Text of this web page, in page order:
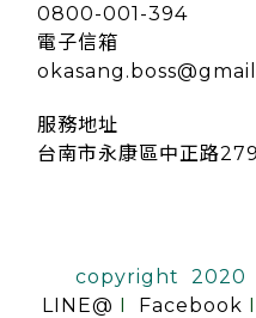
0800-001-394
電子信箱
服務地址
台南市永康區中正路
copyright 2020
LINE@ I Facebook I